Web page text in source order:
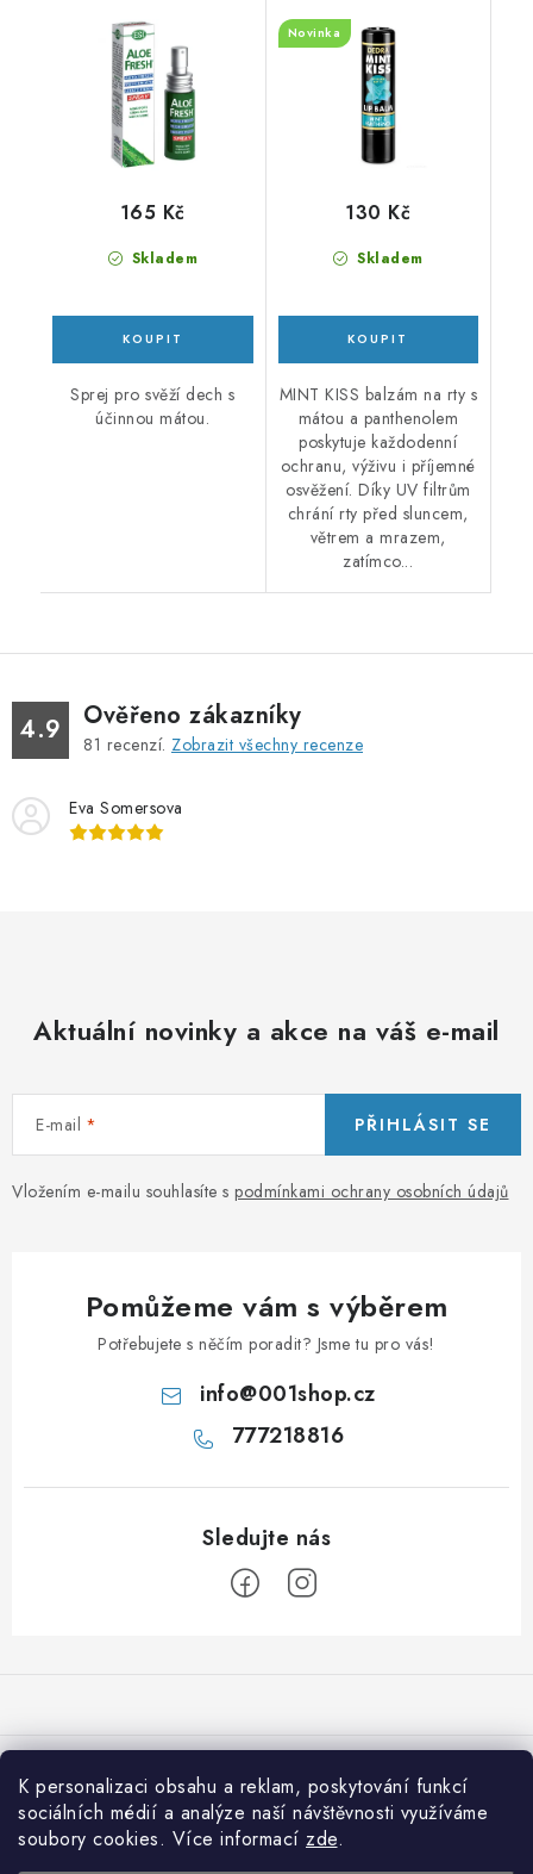
K personalizaci obsahu a reklam, poskytování funkcí
sociálních médií a analýze naší návštěvnosti využíváme
soubory cookies. Více informací zde.
Skladem
165 Kč
Sprej pro svěží dech s
účinnou mátou.
panthenolem s UV
ochranou - 4,2 g
Novinka
Skladem
130 Kč
MINT KISS balzám na rty s
mátou a panthenolem
poskytuje každodenní
ochranu, výživu i příjemné
osvěžení. Díky UV filtrům
chrání rty před sluncem,
větrem a mrazem,
zatímco...
4.9 Ověřeno zákazníky
81 recenzí. Zobrazit všechny recenze
Eva Somersova
Aktuální novinky a akce na váš e-mail
E-mail
Vložením e-mailu souhlasíte s podmínkami ochrany osobních údajů
PŘIHLÁSIT SE
Pomůžeme vám s výběrem
Potřebujete s něčím poradit? Jsme tu pro vás!
info@001shop.cz
777218816
a
Co je nového na 001shop